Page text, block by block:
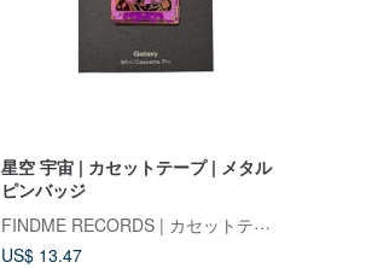
星空 宇宙 | カセットテープ | メタル
ピンバッジ
FINDME RECORDS | カセットテープ・レコードショップ
US$ 13.47